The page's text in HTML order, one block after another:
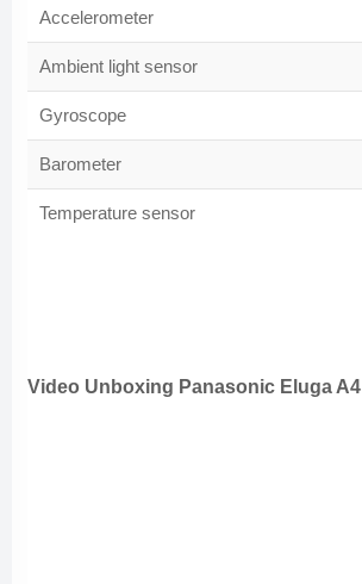
Accelerometer
Ambient light sensor
Gyroscope
Barometer
Temperature sensor
Video Unboxing Panasonic Eluga A4